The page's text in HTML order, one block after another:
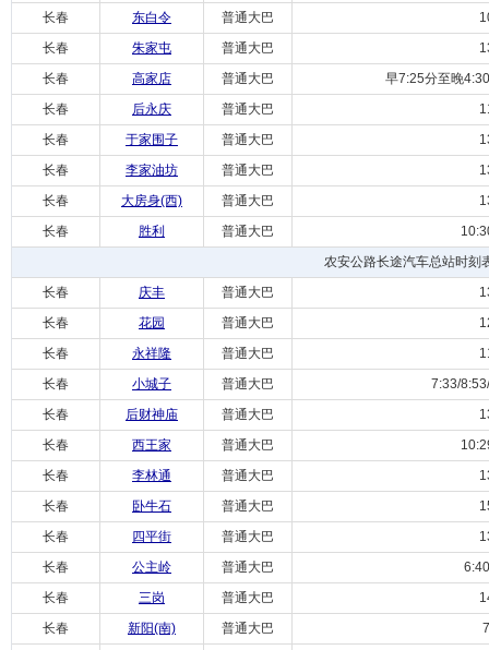
长春
东白令 普通大巴
长春
朱家屯 普通大巴
长春
高家店 普通大巴
早7:25分至晚
长春
后永庆 普通大巴
长春
于家围子 普通大巴
长春
李家油坊 普通大巴
长春
大房身(西) 普通大巴
长春
胜利 普通大巴
农安公路长途汽车总站时刻
长春
庆丰 普通大巴
长春
花园 普通大巴
长春
永祥隆 普通大巴
长春
小城子 普通大巴
7:33/8:53/
长春
后财神庙 普通大巴
长春
西王家 普通大巴
长春
李林通 普通大巴
长春
卧牛石 普通大巴
长春
四平街 普通大巴
长春
公主岭 普通大巴
6:40/
长春
三岗 普通大巴
长春
新阳(南) 普通大巴